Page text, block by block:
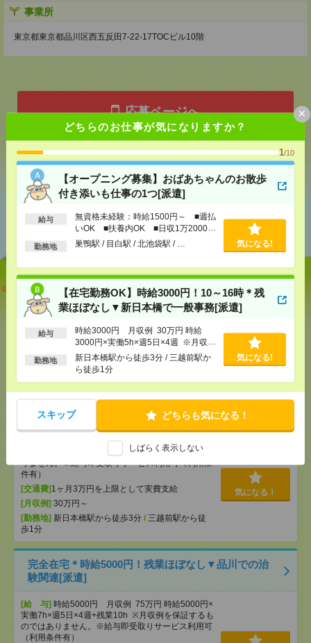
どちらのお仕事が気になりますか？
1/10
【オープニング募集】おばあちゃんのお散歩
付き添いも仕事の1つ[派遣]
給与
無資格未経験：時給1500円～ ■週払
いOK ■扶養内OK ■日収1万2000円
以上
勤務地 巣鴨駅 / 目白駅 / 北池袋駅 / … 気になる!
【在宅勤務OK】時給3000円！10～16時＊残
業ほぼなし▼新日本橋で一般事務[派遣]
給与
時給3000円 月収例 30万円 時給
3000円×実働5h×週5日×4週 ※月収例
を保証するものではありません。※給
与即受取りサービス利用可（利用条件
勤務地
新日本橋駅から徒歩3分 / 三越前駅か
ら徒歩1分
気になる!
スキップ どちらも気になる！
しばらく表示しない
×
事業所
東京都東京都品川区西五反田7‐22‐17TOCビル10階
応募ページへ
気になる！
あなたの閲覧履歴からの
おすすめ
【オープニング募集】おばあちゃんのお散歩付き添
いも仕事の1つ[派遣]
無資格未経験：時給1500円～ ■週払い
OK ■扶養内OK ■日収1万2000円以上
交通費全額支給
[勤務地]巣鴨駅/目白駅/
気になる！
【在宅勤務OK】時給3000円！10～16時＊残業ほぼな
し▼新日本橋で一般事務[派遣]
時給3000円 月収例 30万円 時給3000円×
実働5h×週5日×4週 ※月収例を保証するものではあ
りません。※給与即受取りサービス利用可（利用条
件有）
[交通費]1ヶ月3万円を上限として実費支給
[月収例] 30万円～
[勤務地] 新日本橋駅から徒歩3分 / 三越前駅から徒
歩1分
気になる！
完全在宅＊時給5000円！残業ほぼなし▼品川での治
験関連[派遣]
[給 与] 時給5000円 月収例 75万円 時給5000円×
実働7h×週5日×4週+残業10h ※月収例を保証するも
のではありません。※給与即受取りサービス利用可
（利用条件有）